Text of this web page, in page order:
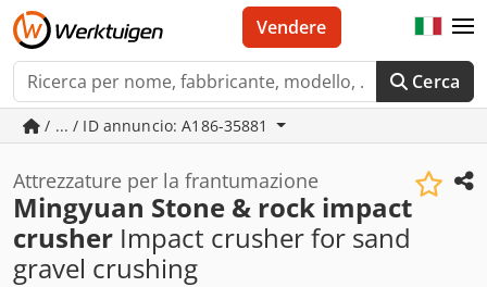
Cerca
Vendere
/ ... / ID annuncio: A186-35881
Attrezzature per la frantumazione
Mingyuan Stone & rock impact
crusher Impact crusher for sand
gravel crushing